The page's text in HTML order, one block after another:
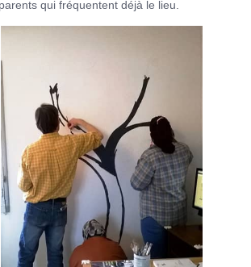
qui fréquentent déjà le lieu.